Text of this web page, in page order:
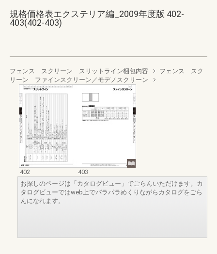
規格価格表エクステリア編_2009年度版 402-
403(402-403)
フェンス スクリーン スリットライン梱包内容
フェンス スク
リーン ファインスクリーン／モデノスクリーン
402
403
お探しのページは「カタログビュー」でごらんいただけます。カ
タログビューではweb上でパラパラめくりながらカタログをごら
んになれます。